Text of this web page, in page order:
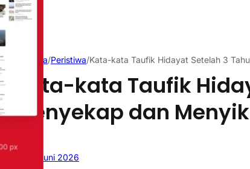
Beranda/Peristiwa/Kata-kata Taufik Hidayat Setelah 3
Kata-kata Taufik
Menyekap dan
26 Juni 2026